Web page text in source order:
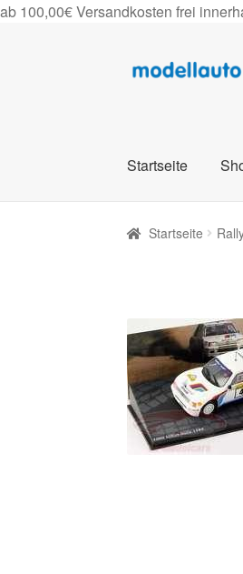
ab 100,00€ Versandkosten frei
Zur
Zum
Startseite
Startseite